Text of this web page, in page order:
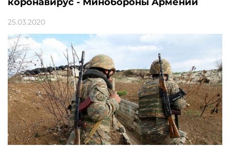
25.03.2020